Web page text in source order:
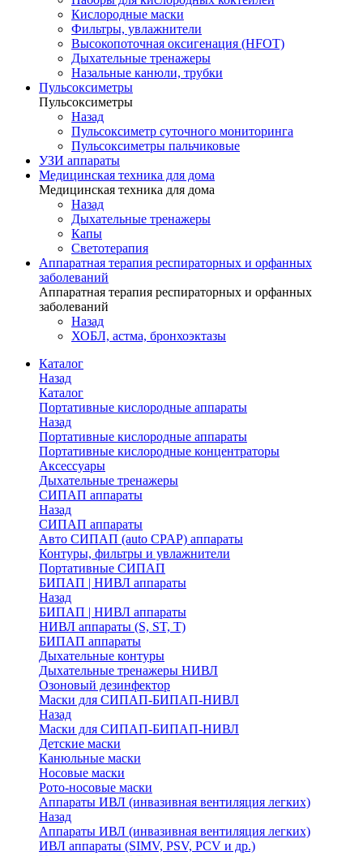
Кислородные маски
Фильтры, увлажнители
Высокопоточная оксигенация (HFOT)
Дыхательные тренажеры
Назальные канюли, трубки
Пульсоксиметры
Пульсоксиметры
Назад
Пульсоксиметр суточного мониторинга
Пульсоксиметры пальчиковые
УЗИ аппараты
Медицинская техника для дома
Медицинская техника для дома
Назад
Дыхательные тренажеры
Капы
Светотерапия
Аппаратная терапия респираторных и орфанных
заболеваний
Аппаратная терапия респираторных и орфанных
заболеваний
Назад
ХОБЛ, астма, бронхоэктазы
Каталог
Назад
Каталог
Портативные кислородные аппараты
Назад
Портативные кислородные аппараты
Портативные кислородные концентраторы
Аксессуары
Дыхательные тренажеры
СИПАП аппараты
Назад
СИПАП аппараты
Aвто СИПАП (auto CPAP) аппараты
Контуры, фильтры и увлажнители
Портативные СИПАП
БИПАП | НИВЛ аппараты
Назад
БИПАП | НИВЛ аппараты
НИВЛ аппараты (S, ST, T)
БИПАП аппараты
Дыхательные контуры
Дыхательные тренажеры НИВЛ
Озоновый дезинфектор
Маски для СИПАП-БИПАП-НИВЛ
Назад
Маски для СИПАП-БИПАП-НИВЛ
Детские маски
Канюльные маски
Носовые маски
Рото-носовые маски
Аппараты ИВЛ (инвазивная вентиляция легких)
Назад
Аппараты ИВЛ (инвазивная вентиляция легких)
ИВЛ аппараты (SIMV, PSV, PCV и др.)